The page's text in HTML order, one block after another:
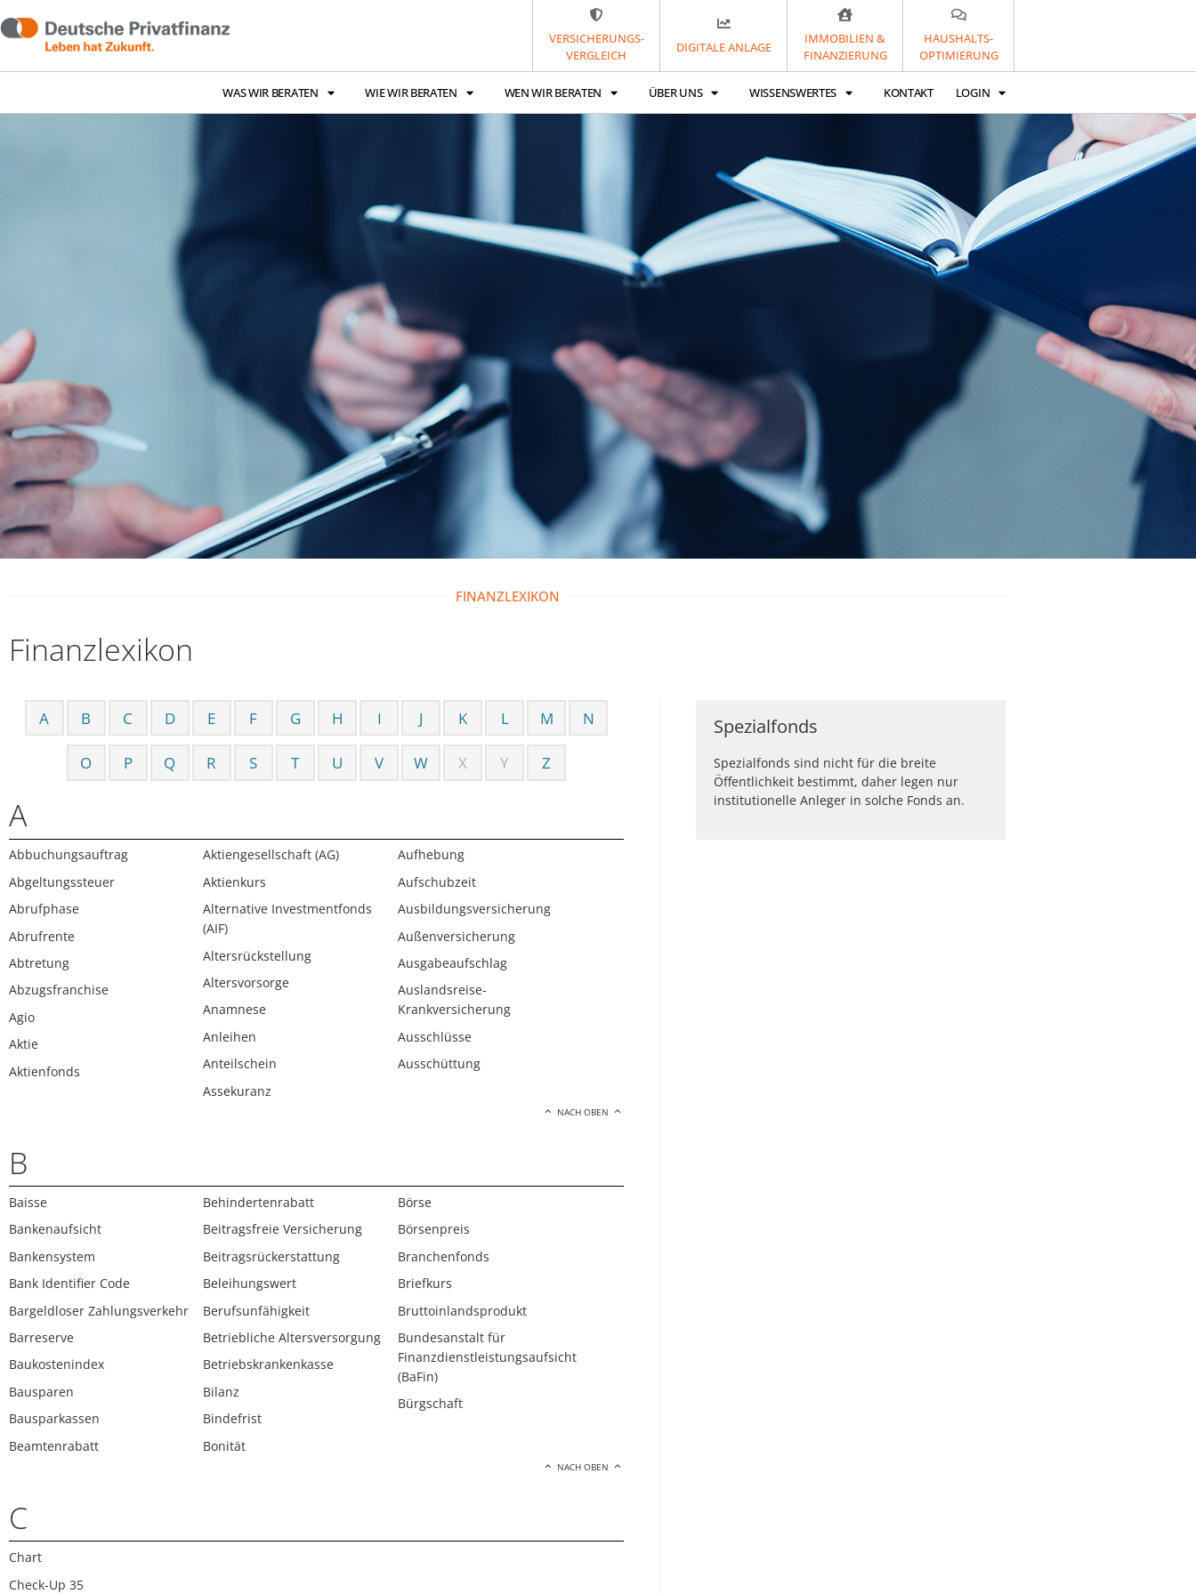
VERSICHERUNGS-
VERGLEICH
DIGITALE ANLAGE
IMMOBILIEN &
FINANZIERUNG
HAUSHALTS-
OPTIMIERUNG
WAS WIR BERATEN WIE WIR BERATEN WEN WIR BERATEN ÜBER UNS WISSENSWERTES KONTAKT LOGIN
FINANZLEXIKON
Finanzlexikon
A B C D E F G H I J K L M N
O P Q R S T U V W X Y Z
A
Abbuchungsauftrag
Abgeltungssteuer
Abrufphase
Abrufrente
Abtretung
Abzugsfranchise
Agio
Aktie
Aktienfonds
Aktiengesellschaft (AG)
Aktienkurs
Alternative Investmentfonds
(AIF)
Altersrückstellung
Altersvorsorge
Anamnese
Anleihen
Anteilschein
Assekuranz
Aufhebung
Aufschubzeit
Ausbildungsversicherung
Außenversicherung
Ausgabeaufschlag
Auslandsreise-
Krankversicherung
Ausschlüsse
Ausschüttung
NACH OBEN
B
Baisse
Bankenaufsicht
Bankensystem
Bank Identifier Code
Bargeldloser Zahlungsverkehr
Barreserve
Baukostenindex
Bausparen
Bausparkassen
Beamtenrabatt
Behindertenrabatt
Beitragsfreie Versicherung
Beitragsrückerstattung
Beleihungswert
Berufsunfähigkeit
Betriebliche Altersversorgung
Betriebskrankenkasse
Bilanz
Bindefrist
Bonität
Börse
Börsenpreis
Branchenfonds
Briefkurs
Bruttoinlandsprodukt
Bundesanstalt für
Finanzdienstleistungsaufsicht
(BaFin)
Bürgschaft
NACH OBEN
C
Chart
Check-Up 35
Spezialfonds
Spezialfonds sind nicht für die breite
Öffentlichkeit bestimmt, daher legen nur
institutionelle Anleger in solche Fonds an.